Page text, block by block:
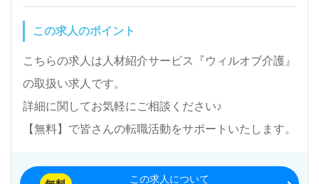
この求人のポイント
こちらの求人は人材紹介サービス『ウィルオブ介護』
の取扱い求人です。
詳細に関してお気軽にご相談ください♪
【無料】で皆さんの転職活動をサポートいたします。
この求人について